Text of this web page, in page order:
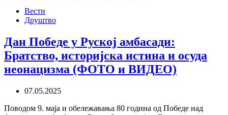
Вести
Друштво
Дан Победе у Руској амбасади:
Братство, историјска истина и осуда
неонацизма (ФОТО и ВИДЕО)
07.05.2025
Поводом 9. маја и обележавања 80 година од Победе над